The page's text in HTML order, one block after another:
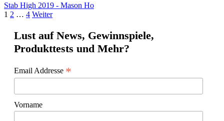
Stab High 2019 - Mason Ho
1 2 … 4 Weiter
Lust auf News, Gewinnspiele,
Produkttests und Mehr?
Email Addresse *
Vorname